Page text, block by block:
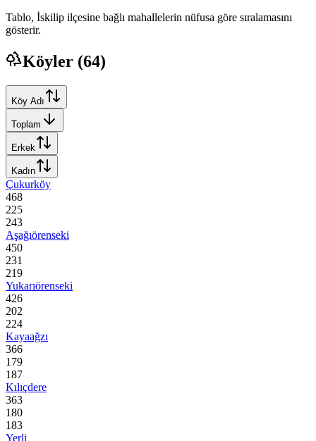
Tablo, İskilip ilçesine bağlı mahallelerin nüfusa göre sıralamasını
gösterir.
Köyler (64)
Köy Adı
Toplam
Erkek
Kadın
Çukurköy
468
225
243
Aşağıörenseki
450
231
219
Yukarıörenseki
426
202
224
Kayaağzı
366
179
187
Kılıçdere
363
180
183
Yerli